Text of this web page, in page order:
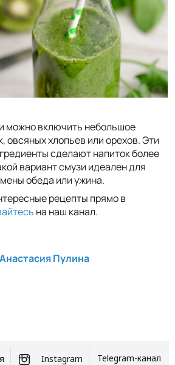
можно включить небольшое
овсяных хлопьев или орехов. Эти
сделают напиток более
вариант смузи идеален для
обеда или ужина.
рецепты прямо в
на наш канал.
Анастасия Пулина
Instagram Telegram-канал